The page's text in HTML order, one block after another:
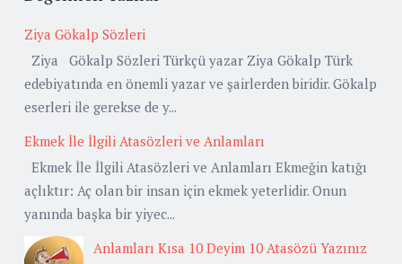
Ziya Gökalp Sözleri
Ziya Gökalp Sözleri Türkçü yazar Ziya Gökalp Türk
edebiyatında en önemli yazar ve şairlerden biridir. Gökalp
eserleri ile gerekse de y...
Ekmek İle İlgili Atasözleri ve Anlamları
Ekmek İle İlgili Atasözleri ve Anlamları Ekmeğin katığı
açlıktır: Aç olan bir insan için ekmek yeterlidir. Onun
yanında başka bir yiyec...
Anlamları Kısa 10 Deyim 10 Atasözü Yazınız